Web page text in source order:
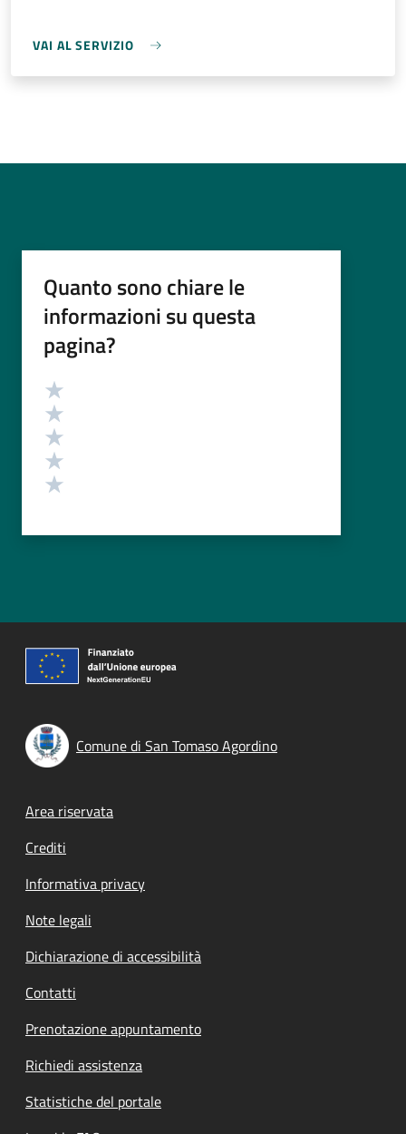
VAI AL SERVIZIO
Quanto sono chiare le
informazioni su questa
pagina?
Valutazione
Comune di San Tomaso Agordino
Footer menu
Area riservata
Crediti
Informativa privacy
Note legali
Dichiarazione di accessibilità
Contatti
Prenotazione appuntamento
Richiedi assistenza
Statistiche del portale